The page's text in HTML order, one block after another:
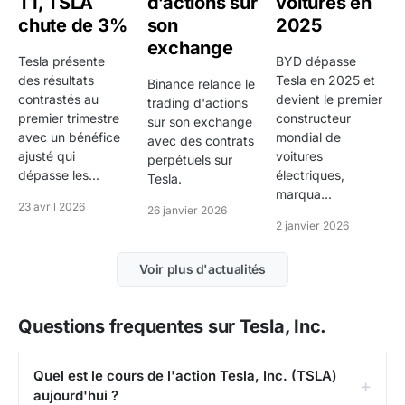
plus il est sensible a des flux de marche qui
depassent la simple actualite de l'entreprise.
Tesla, Inc. est suivie depuis son marché de cotation
NASDAQ et reste associée à l'environnement
économique de États-Unis. Cette combinaison entre
place de cotation, zone géographique et industrie
aide à comprendre les biais macro qui peuvent
influencer la perception du titre.
les differents horizons de temps ?
-0,63%. Ce repere est utile pour suivre la seance,
distinguer un simple bruit de marche d'un mouvement
chute de 3%
Tesla présente
des résultats
contrastés au
premier trimestre
avec un bénéfice
ajusté qui
dépasse les...
23 avril 2026
son
exchange
Binance relance le
trading d'actions
sur son exchange
avec des contrats
perpétuels sur
Tesla.
26 janvier 2026
2025
BYD dépasse
Tesla en 2025 et
devient le premier
constructeur
mondial de
voitures
électriques,
marqua...
2 janvier 2026
Voir plus d'actualités
Questions frequentes sur Tesla, Inc.
Quel est le cours de l'action Tesla, Inc. (TSLA)
aujourd'hui ?